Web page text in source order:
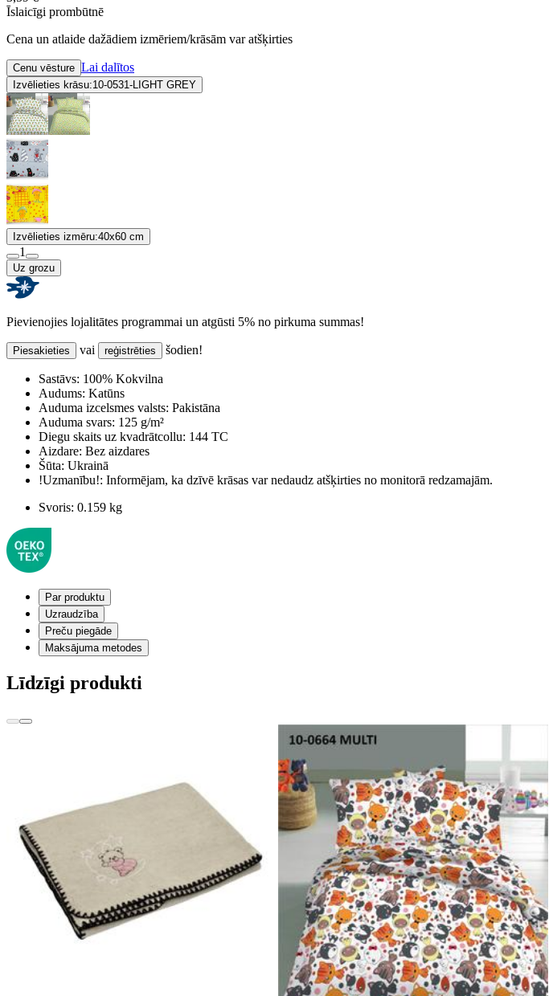
Īslaicīgi prombūtnē
Cena un atlaide dažādiem izmēriem/krāsām var atšķirties
Cenu vēsture Lai dalītos
Izvēlieties krāsu:10-0531-LIGHT GREY
Izvēlieties izmēru:40x60 cm
1
Uz grozu
Pievienojies lojalitātes programmai un atgūsti 5% no pirkuma summas!
Piesakieties vai reģistrēties šodien!
Sastāvs: 100% Kokvilna
Audums: Katūns
Auduma izcelsmes valsts: Pakistāna
Auduma svars: 125 g/m²
Diegu skaits uz kvadrātcollu: 144 TC
Aizdare: Bez aizdares
Šūta: Ukrainā
!Uzmanību!: Informējam, ka dzīvē krāsas var nedaudz atšķirties no monitorā redzamajām.
Svoris: 0.159 kg
Par produktu
Uzraudzība
Preču piegāde
Maksājuma metodes
Līdzīgi produkti